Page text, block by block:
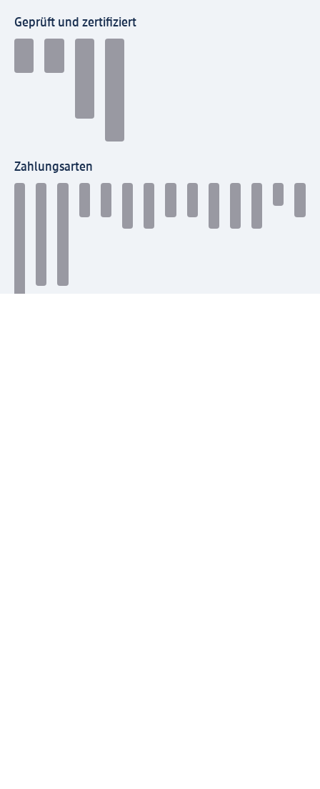
Geprüft und zertifiziert
Zahlungsarten